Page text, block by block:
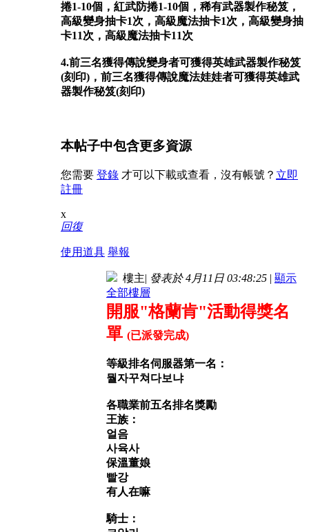
捲1-10個，紅武防捲1-10個，稀有武器製作秘笈，
高級變身抽卡1次，高級魔法抽卡1次，高級變身抽
卡11次，高級魔法抽卡11次
4.前三名獲得傳說變身者可獲得英雄武器製作秘笈
(刻印)，前三名獲得傳說魔法娃娃者可獲得英雄武
器製作秘笈(刻印)
本帖子中包含更多資源
您需要 登錄 才可以下載或查看，沒有帳號？ 立即
註冊
x
回復
使用道具 舉報
樓主| 發表於 4月11日 03:48:25 | 顯示
全部樓層
開服"格蘭肯"活動得獎名
單 (已派發完成)
等級排名伺服器第一名 ：
뭘자꾸쳐다보냐
各職業前五名排名獎勵
王族：
얼음
사육사
保溫董娘
빨강
有人在嘛
騎士：